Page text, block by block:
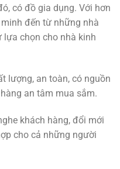
có đồ gia dụng. Với hơn
đến từ những nhà
lựa chọn cho nhà kinh
lượng, an toàn, có nguồn
an tâm mua sắm.
khách hàng, đổi mới
cho cả những người